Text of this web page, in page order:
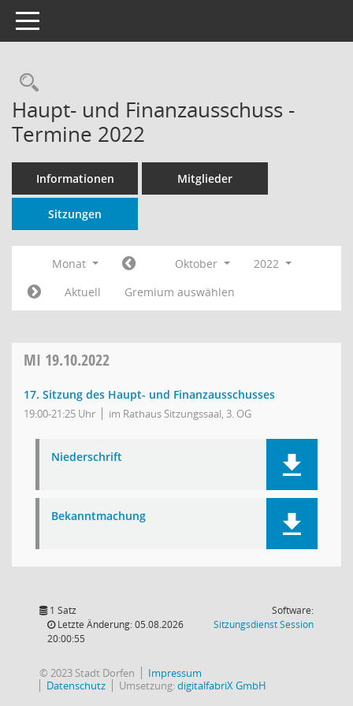
Toggle navigation
Rechercheauswahl
Haupt- und Finanzausschuss -
Termine 2022
Informationen Mitglieder
Sitzungen
Monat Oktober
2022
Aktuell
Gremium auswählen
MI 19.10.2022
17. Sitzung des Haupt- und Finanzausschusses
19:00-21:25 Uhr im Rathaus Sitzungssaal, 3. OG
Niederschrift
Bekanntmachung
1 Satz
Letzte Änderung: 05.08.2026
20:00:55
Software:
SitzungsdienstSession(Wird in
© 2023 Stadt Dorfen
Impressum
Datenschutz
Umsetzung:digitalfabriX GmbH